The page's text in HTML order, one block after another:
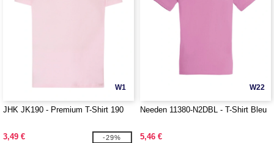
W1
JHK JK190 - Premium T-Shirt 190
3,49 € -29%
W22
Needen 11380-N2DBL - T-Shirt Bleu
5,46 €